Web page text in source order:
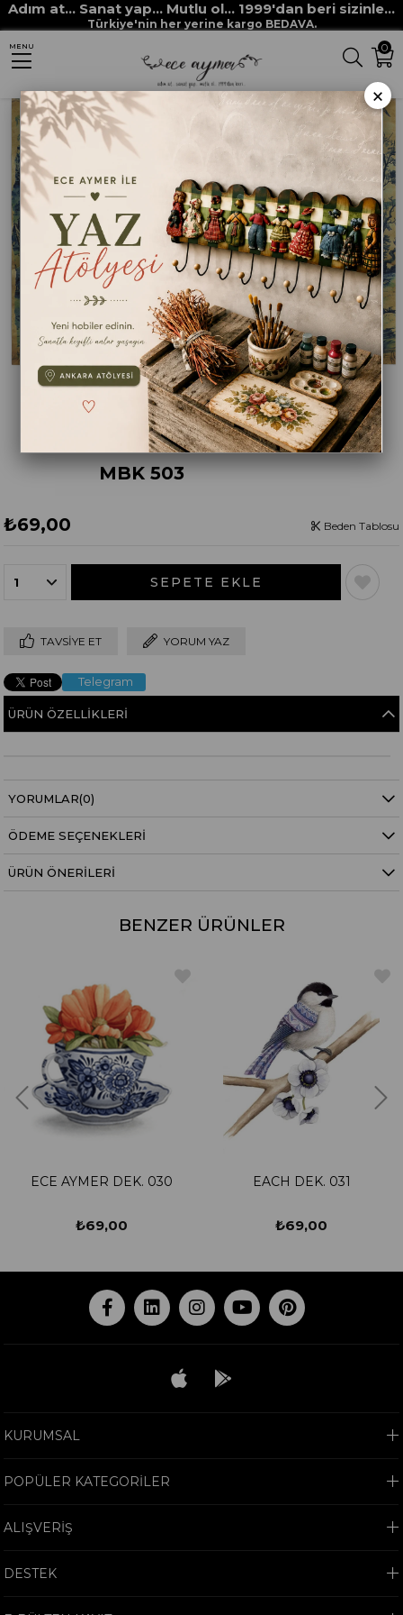
Adım at... Sanat yap... Mutlu ol... 1999'dan beri sizinle...
Türkiye'nin her yerine kargo BEDAVA.
0
MENU
Anasayfa DEKUPAJ KAĞITLARI ECE AYMER DEKUPAJ / PİRİNÇ KAĞITLARI
BLEU BLANC MAVİ DEKUPAJLAR
MBK 503
₺69,00 Beden Tablosu
TAVSIYE ET YORUM YAZ
Telegram
ÜRÜN ÖZELLIKLERI
YORUMLAR(0)
ÖDEME SEÇENEKLERI
ÜRÜN ÖNERILERI
BENZER ÜRÜNLER
ECE AYMER DEK. 030
₺69,00
EACH DEK. 031
₺69,00
KURUMSAL
POPÜLER KATEGORİLER
ALIŞVERİŞ
DESTEK
×